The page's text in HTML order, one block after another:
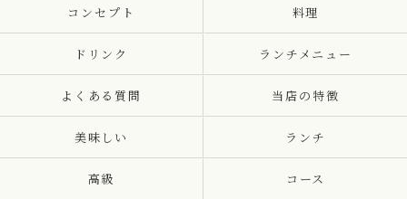
コンセプト 料理
ドリンク ランチメニュー
よくある質問 当店の特徴
美味しい ランチ
高級 コース